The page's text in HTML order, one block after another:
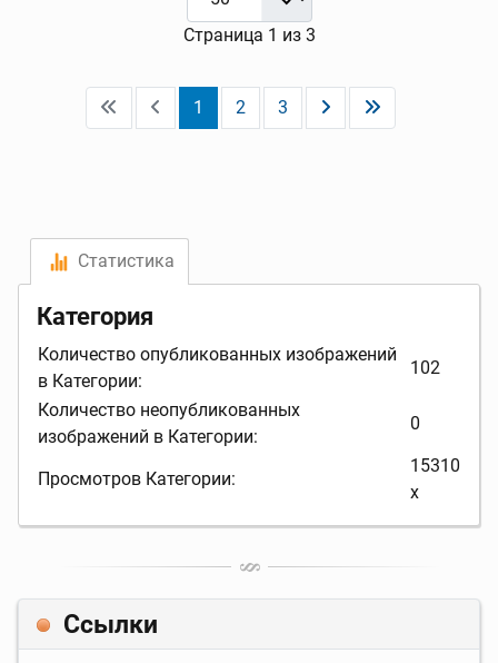
Страница 1 из 3
1 2 3
Статистика
Категория
Количество опубликованных изображений
в Категории:
102
Количество неопубликованных
изображений в Категории:
0
Просмотров Категории:
15310
x
Ссылки